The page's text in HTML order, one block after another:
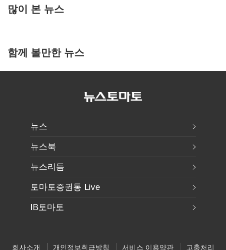
많이 본 뉴스
함께 볼만한 뉴스
뉴스
뉴스북
뉴스리듬
토마토증권통 Live
IB토마토
회사소개 개인정보취급방침 서비스 이용약관 고충처리